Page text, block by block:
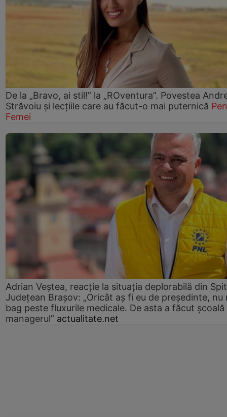
De la „Bravo, ai stil!” la „ROventura”. Povestea
Străvoiu și lecțiile care au făcut-o mai puternică
Femei
Adrian Veștea, reacție la situația deplorabilă din
Județean Brașov: „Oricât aș fi eu de președinte, nu
bag peste fluxurile medicale. De asta a făcut școală
managerul” actualitate.net